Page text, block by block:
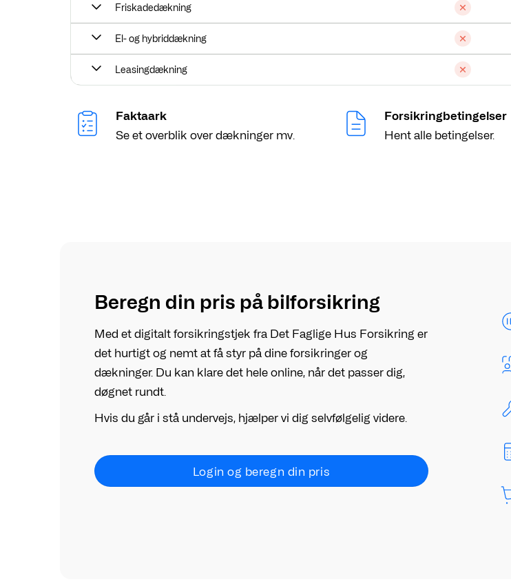
Friskadedækning
El- og hybriddækning
Leasingdækning
Faktaark
Se et overblik over dækninger mv.
Forsikringbetingelser
Hent alle betingelser.
Beregn din pris på bilforsikring
Med et digitalt forsikringstjek fra Det Faglige Hus Forsikring er
det hurtigt og nemt at få styr på dine forsikringer og
dækninger. Du kan klare det hele online, når det passer dig,
døgnet rundt.
Hvis du går i stå undervejs, hjælper vi dig selvfølgelig videre.
Login og beregn din pris